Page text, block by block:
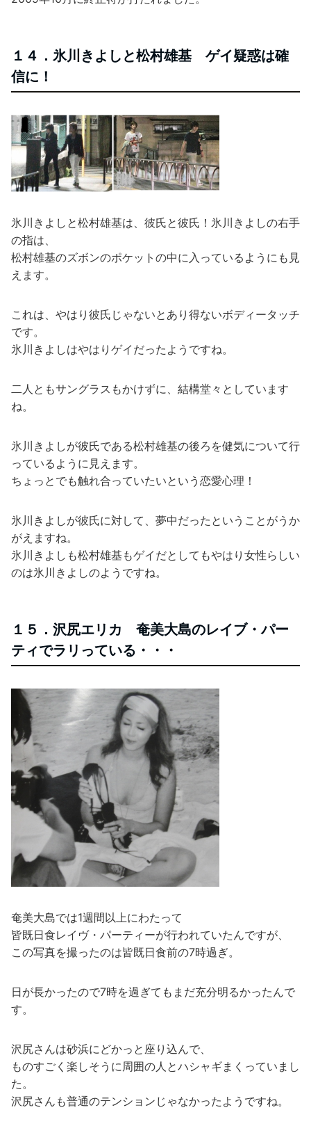
１４．氷川きよしと松村雄基 ゲイ疑惑は確
信に！
氷川きよしと松村雄基は、彼氏と彼氏！氷川きよしの右手
の指は、
松村雄基のズボンのポケットの中に入っているようにも見
えます。
これは、やはり彼氏じゃないとあり得ないボディータッチ
です。
氷川きよしはやはりゲイだったようですね。
二人ともサングラスもかけずに、結構堂々としています
ね。
氷川きよしが彼氏である松村雄基の後ろを健気について行
っているように見えます。
ちょっとでも触れ合っていたいという恋愛心理！
氷川きよしが彼氏に対して、夢中だったということがうか
がえますね。
氷川きよしも松村雄基もゲイだとしてもやはり女性らしい
のは氷川きよしのようですね。
１５．沢尻エリカ 奄美大島のレイブ・パー
ティでラリっている・・・
奄美大島では1週間以上にわたって
皆既日食レイヴ・パーティーが行われていたんですが、
この写真を撮ったのは皆既日食前の7時過ぎ。
日が長かったので7時を過ぎてもまだ充分明るかったんで
す。
沢尻さんは砂浜にどかっと座り込んで、
ものすごく楽しそうに周囲の人とハシャギまくっていまし
た。
沢尻さんも普通のテンションじゃなかったようですね。